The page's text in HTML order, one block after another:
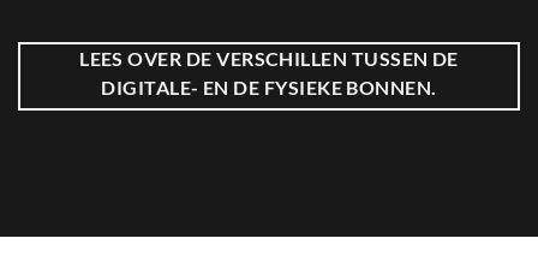
LEES OVER DE VERSCHILLEN TUSSEN DE
DIGITALE- EN DE FYSIEKE BONNEN.